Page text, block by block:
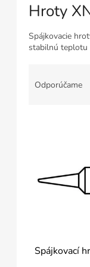
Hroty
Spájkovacie
stabilnú teplotu
Odporúčame
Spájkovací